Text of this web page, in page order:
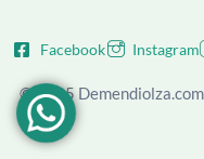
Facebook Instagram
© 2025